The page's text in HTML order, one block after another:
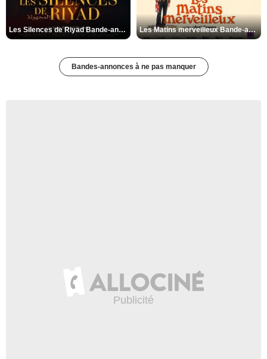
Les Silences de Riyad Bande-annonce VO STFR Les Matins merveilleux Bande-annonce VF
Bandes-annonces à ne pas manquer